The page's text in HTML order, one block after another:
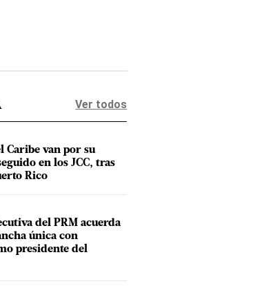
Ver todos
Caribe van por su
en los JCC, tras
Rico
del PRM acuerda
única con
presidente del